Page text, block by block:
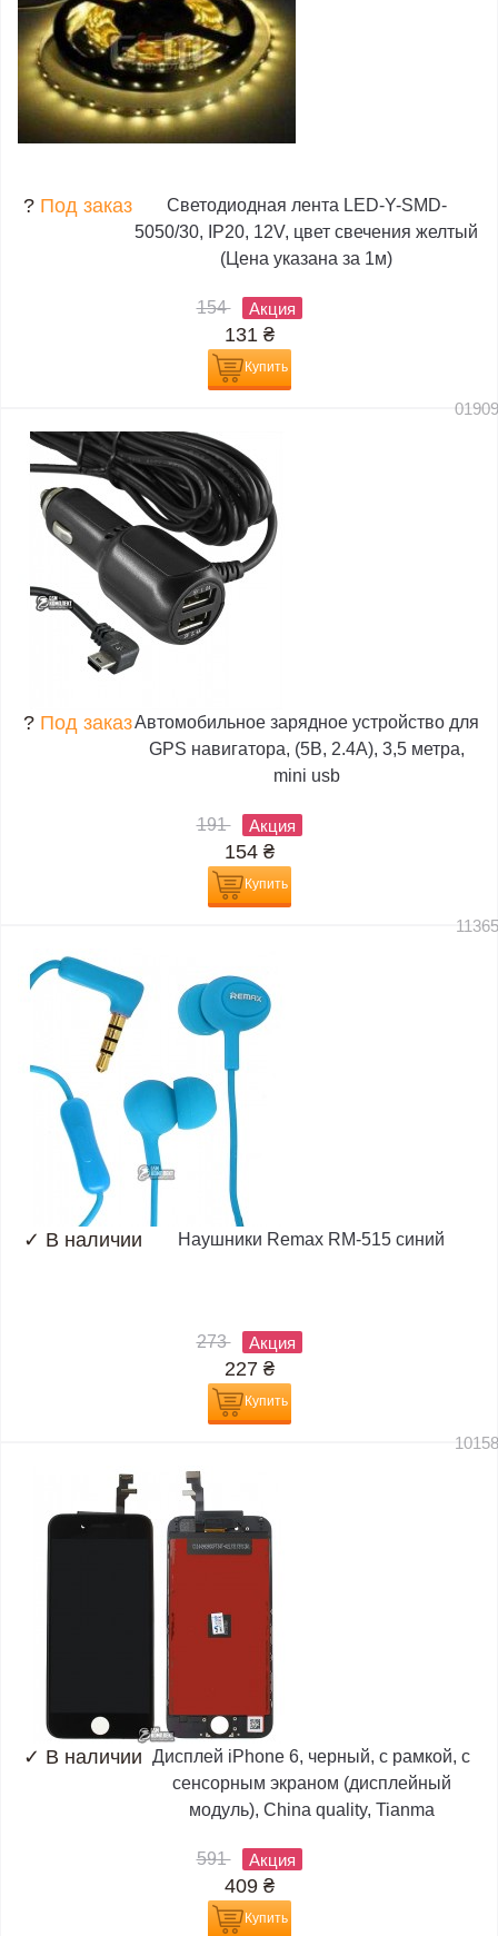
? Под заказ
Светодиодная лента LED-Y-SMD-
5050/30, IP20, 12V, цвет свечения желтый
(Цена указана за 1м)
154 Акция
131 ₴
Купить
? Под заказАвтомобильное зарядное устройство для
GPS навигатора, (5В, 2.4А), 3,5 метра,
mini usb
191 Акция
154 ₴
Купить
✓ В наличии Наушники Remax RM-515 синий
273 Акция
227 ₴
Купить
✓ В наличии Дисплей iPhone 6, черный, с рамкой, с
сенсорным экраном (дисплейный
модуль), China quality, Tianma
591 Акция
409 ₴
Купить